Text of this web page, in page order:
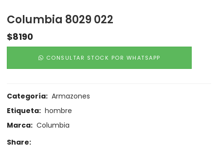
Columbia 8029 022
$8190
CONSULTAR STOCK POR WHATSAPP
Categoría: Armazones
Etiqueta: hombre
Marca: Columbia
Share: